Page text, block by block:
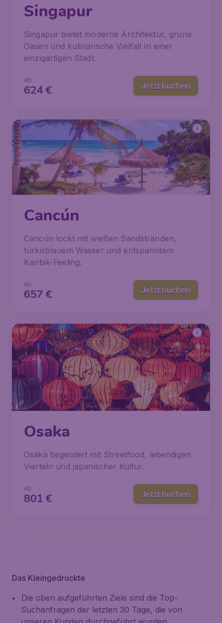
Singapur
Singapur bietet moderne Architektur, grüne
Oasen und kulinarische Vielfalt in einer
einzigartigen Stadt.
€
624
Ab
Jetzt buchen
Cancún
Cancún lockt mit weißen Sandstränden,
türkisblauem Wasser und entspanntem
Karibik-Feeling.
€
657
Ab
Jetzt buchen
Osaka
Osaka begeistert mit Streetfood, lebendigen
Vierteln und japanischer Kultur.
€
801
Ab
Jetzt buchen
Das Kleingedruckte
Die oben aufgeführten Ziele sind die Top-
Suchanfragen der letzten 30 Tage, die von